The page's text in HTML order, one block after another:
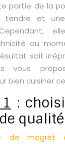
partie de la
tendre et
au
soit
vous
bien cuisiner
:
qualité
de magret